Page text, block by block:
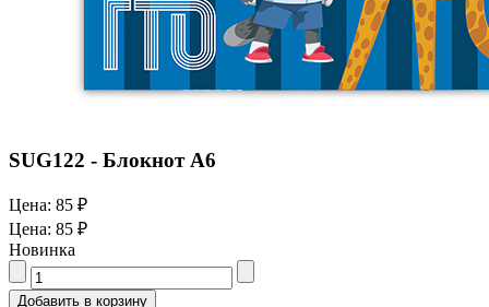
SUG122 - Блокнот А6
Цена: 85 ₽
Цена: 85 ₽
Новинка